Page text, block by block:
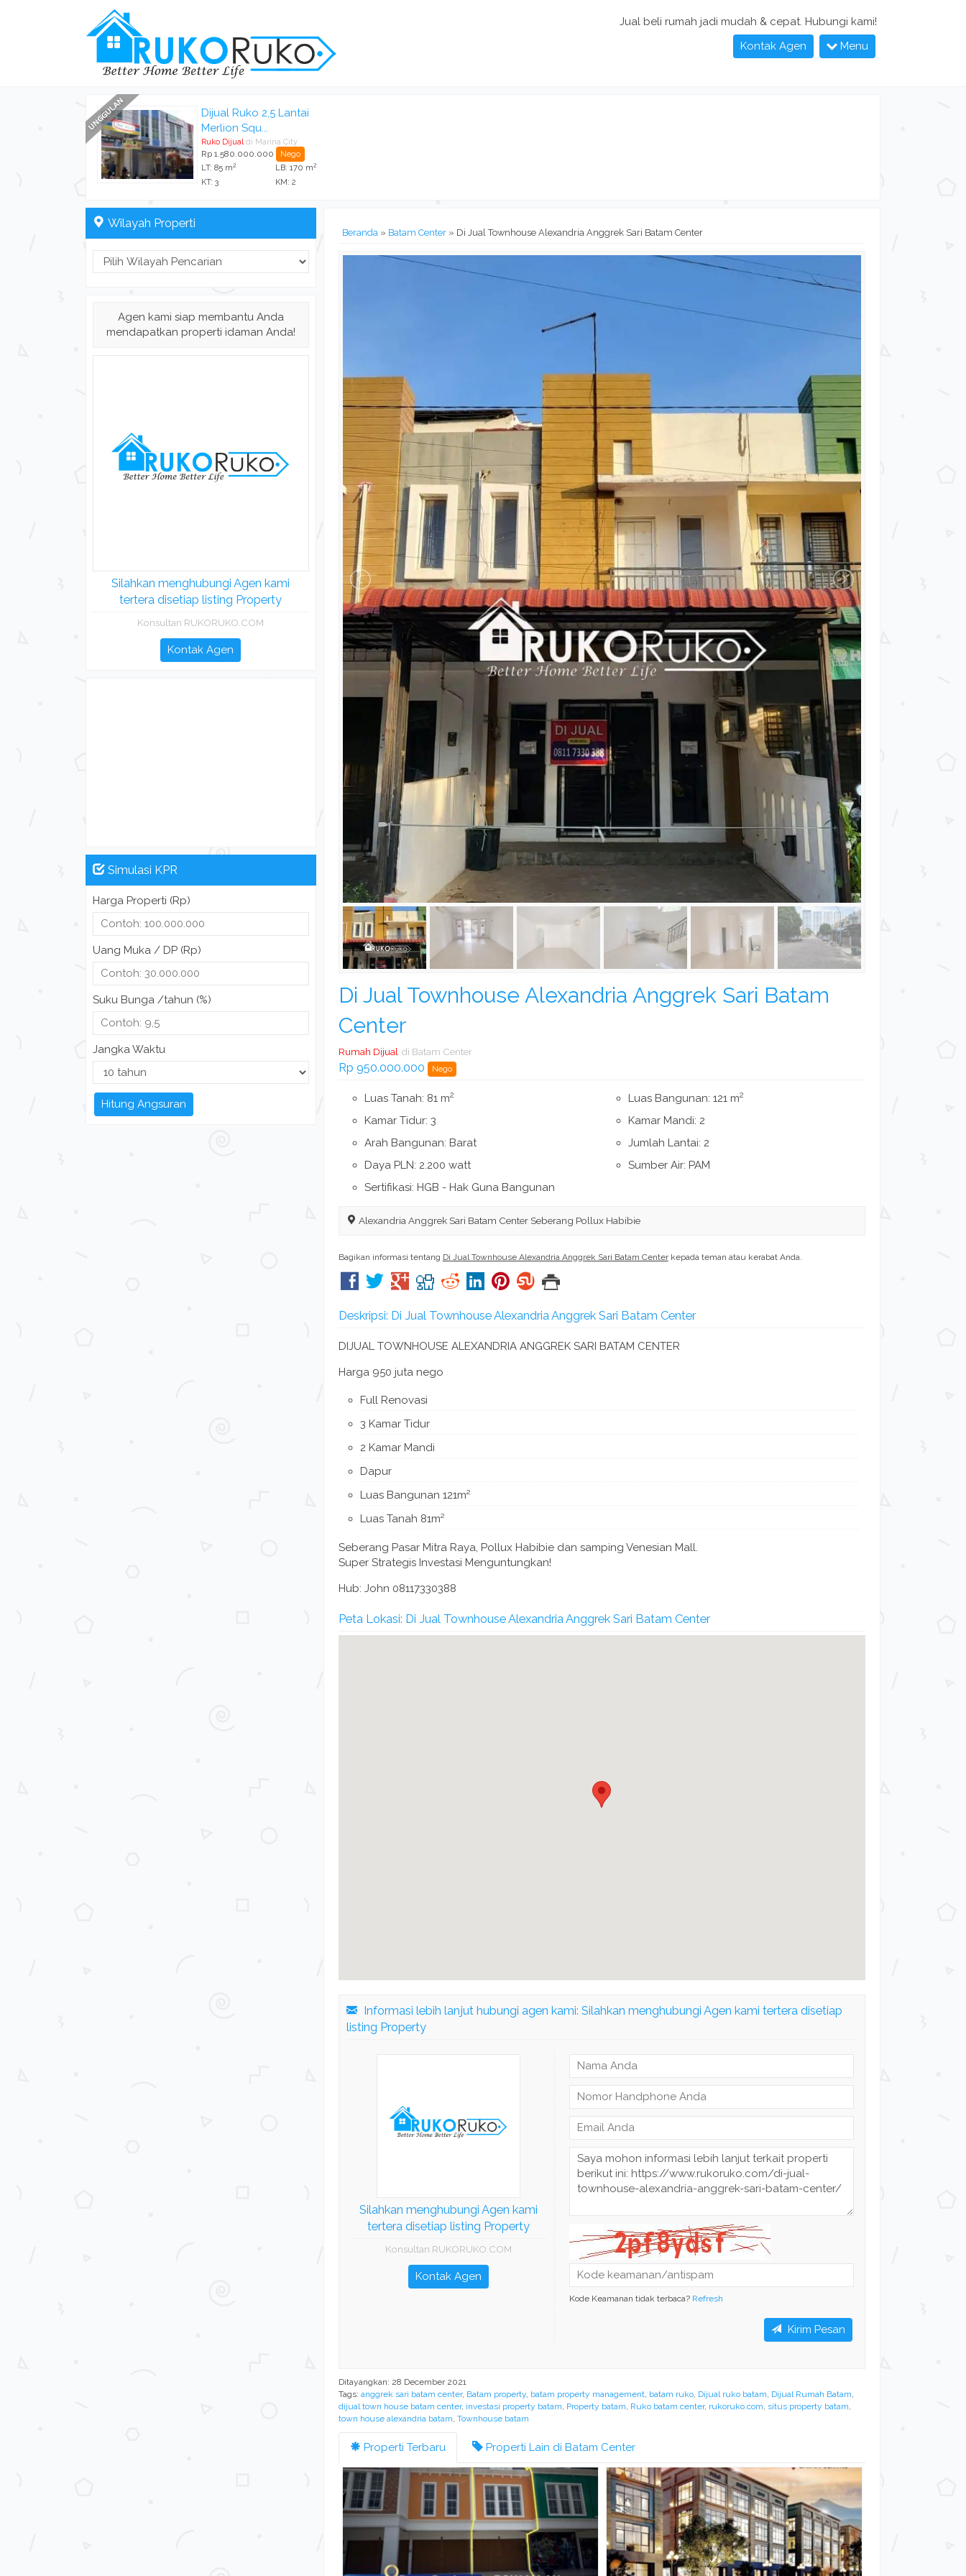
Jual beli rumah jadi mudah & cepat. Hubungi kami!
Kontak Agen
Menu
Dijual Ruko 2,5 Lantai
Merlion Squ...
Ruko Dijual di Marina City
Rp 1.580.000.000 Nego
LT: 85 m2 LB: 170 m2
KT: 3 KM: 2
Beranda» Batam Center» Di Jual Townhouse Alexandria Anggrek Sari Batam Center
Di Jual Townhouse Alexandria Anggrek Sari Batam
Center
Rumah Dijual di Batam Center
Rp 950.000.000 Nego
Luas Tanah: 81 m2 Luas Bangunan: 121 m2
Kamar Tidur: 3
Kamar Mandi: 2
Arah Bangunan: Barat
Jumlah Lantai: 2
Daya PLN: 2.200 watt
Sumber Air: PAM
Sertifikasi: HGB - Hak Guna Bangunan
Alexandria Anggrek Sari Batam Center Seberang Pollux Habibie
Bagikan informasi tentang Di Jual Townhouse Alexandria Anggrek Sari Batam Centerkepada teman atau kerabat Anda.
Deskripsi: Di Jual Townhouse Alexandria Anggrek Sari Batam Center
DIJUAL TOWNHOUSE ALEXANDRIA ANGGREK SARI BATAM CENTER
Harga 950 juta nego
Full Renovasi
3 Kamar Tidur
2 Kamar Mandi
Dapur
Luas Bangunan 121m²
Luas Tanah 81m²
Seberang Pasar Mitra Raya, Pollux Habibie dan samping Venesian Mall.
Super Strategis Investasi Menguntungkan!
Hub: John 08117330388
Peta Lokasi: Di Jual Townhouse Alexandria Anggrek Sari Batam Center
Informasi lebih lanjut hubungi agen kami: Silahkan menghubungi Agen kami tertera disetiap
listing Property
Silahkan menghubungi Agen kami
tertera disetiap listing Property
Konsultan RUKORUKO.COM
Kontak Agen
Kode Keamanan tidak terbaca? Refresh
Kirim Pesan
Ditayangkan: 28 December 2021
Tags: anggrek sari batam center, Batam property, batam property management, batam ruko, Dijual ruko batam, Dijual Rumah Batam,
dijual town house batam center, investasi property batam, Property batam, Ruko batam center, rukoruko.com, situs property batam,
town house alexandria batam, Townhouse batam
Properti Terbaru Properti Lain di Batam Center
Wilayah Properti
Agen kami siap membantu Anda
mendapatkan properti idaman Anda!
Silahkan menghubungi Agen kami
tertera disetiap listing Property
Konsultan RUKORUKO.COM
Kontak Agen
Simulasi KPR
Harga Properti (Rp)
Uang Muka / DP (Rp)
Suku Bunga /tahun (%)
Jangka Waktu
Hitung Angsuran